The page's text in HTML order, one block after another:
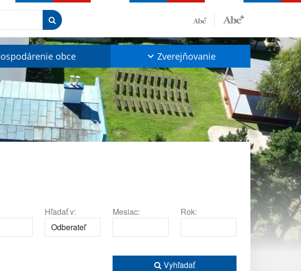
obce Zverejňovanie
Hľadať v: Mesiac: Rok:
Vyhľadať